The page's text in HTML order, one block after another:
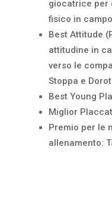
giocatrice per
fisico in
Best Attitude
attitudine in
verso le
Stoppa e
Best Young
Miglior
Premio per le
allenamento: